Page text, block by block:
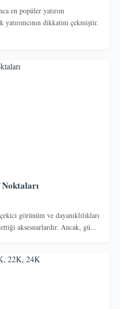
en popüler yatırım
yatırımcının dikkatini çekmiştir.
Noktaları
görünüm ve dayanıklılıkları
aksesuarlardır. Ancak, gü...